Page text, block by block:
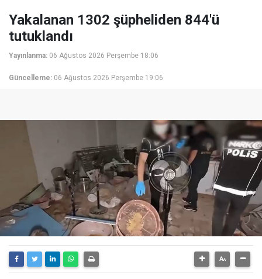
Yakalanan 1302 şüpheliden 844'ü
tutuklandı
Yayınlanma: 06 Ağustos 2026 Perşembe 18:06
Güncelleme: 06 Ağustos 2026 Perşembe 19:06